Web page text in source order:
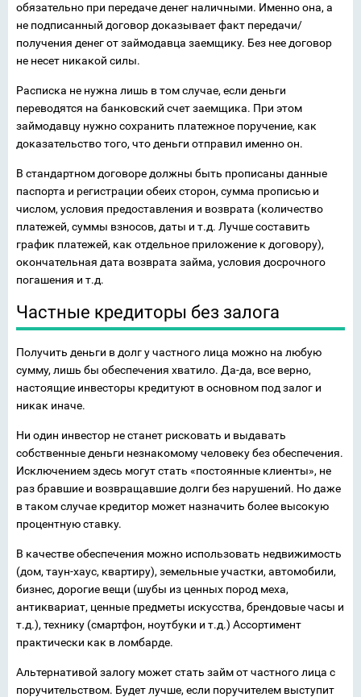
обязательно при передаче денег наличными. Именно она, а
не подписанный договор доказывает факт передачи/
получения денег от займодавца заемщику. Без нее договор
не несет никакой силы.
Расписка не нужна лишь в том случае, если деньги
переводятся на банковский счет заемщика. При этом
займодавцу нужно сохранить платежное поручение, как
доказательство того, что деньги отправил именно он.
В стандартном договоре должны быть прописаны данные
паспорта и регистрации обеих сторон, сумма прописью и
числом, условия предоставления и возврата (количество
платежей, суммы взносов, даты и т.д. Лучше составить
график платежей, как отдельное приложение к договору),
окончательная дата возврата займа, условия досрочного
погашения и т.д.
Частные кредиторы без залога
Получить деньги в долг у частного лица можно на любую
сумму, лишь бы обеспечения хватило. Да-да, все верно,
настоящие инвесторы кредитуют в основном под залог и
никак иначе.
Ни один инвестор не станет рисковать и выдавать
собственные деньги незнакомому человеку без обеспечения.
Исключением здесь могут стать «постоянные клиенты», не
раз бравшие и возвращавшие долги без нарушений. Но даже
в таком случае кредитор может назначить более высокую
процентную ставку.
В качестве обеспечения можно использовать недвижимость
(дом, таун-хаус, квартиру), земельные участки, автомобили,
бизнес, дорогие вещи (шубы из ценных пород меха,
антиквариат, ценные предметы искусства, брендовые часы и
т.д.), технику (смартфон, ноутбуки и т.д.) Ассортимент
практически как в ломбарде.
Альтернативой залогу может стать займ от частного лица с
поручительством. Будет лучше, если поручителем выступит